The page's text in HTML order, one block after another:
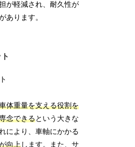
が軽減され、耐久性が
あります。
体重量を支える役割を
念できるという大きな
により、車軸にかかる
向上します。また、サ